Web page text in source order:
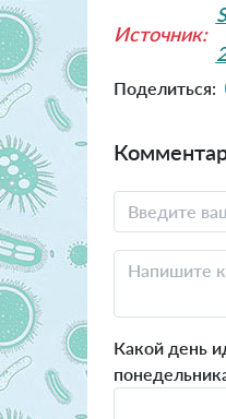
Источник:
Поделиться:
Какой день